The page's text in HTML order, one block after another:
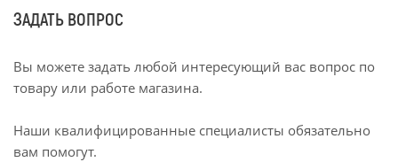
ЗАДАТЬ ВОПРОС
Вы можете задать любой интересующий вас вопрос по
товару или работе магазина.
Наши квалифицированные специалисты обязательно
вам помогут.